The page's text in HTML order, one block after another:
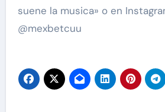
suene la musica» o en
@mexbetcuu